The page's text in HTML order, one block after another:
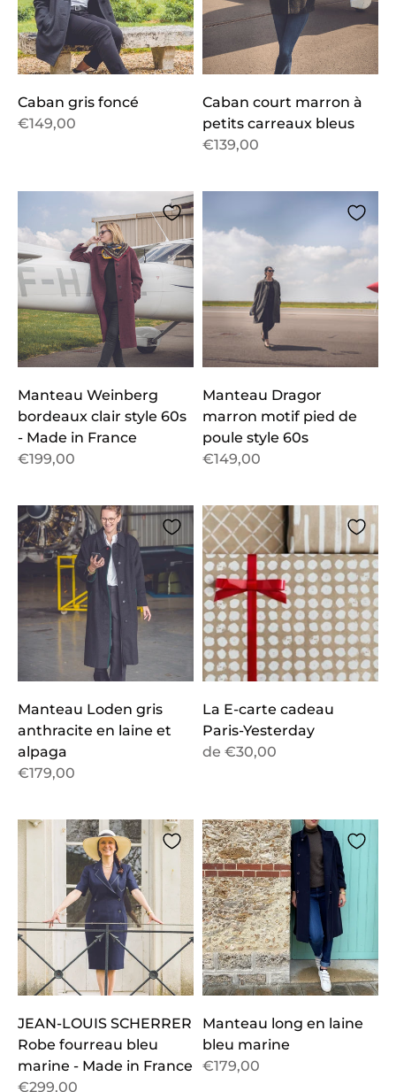
Caban gris foncé
€149,00
Caban court marron à
petits carreaux bleus
€139,00
Manteau Weinberg
bordeaux clair style 60s
- Made in France
€199,00
Manteau Dragor
marron motif pied de
poule style 60s
€149,00
Manteau Loden gris
anthracite en laine et
alpaga
€179,00
La E-carte cadeau
Paris-Yesterday
de €30,00
JEAN-LOUIS SCHERRER
Robe fourreau bleu
marine - Made in France
€299,00
Manteau long en laine
bleu marine
€179,00